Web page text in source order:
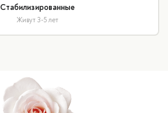
Стабилизированные
Живут 3-5 лет